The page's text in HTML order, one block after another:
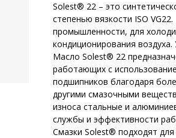
Solest® 22 – это
степенью вязкости ISO
промышленности, для
кондиционирования
Масло Solest® 22
работающих с
подшипников благодаря
другими смазочными
износа стальные и
службы и эффективности
Смазки Solest® подходят для